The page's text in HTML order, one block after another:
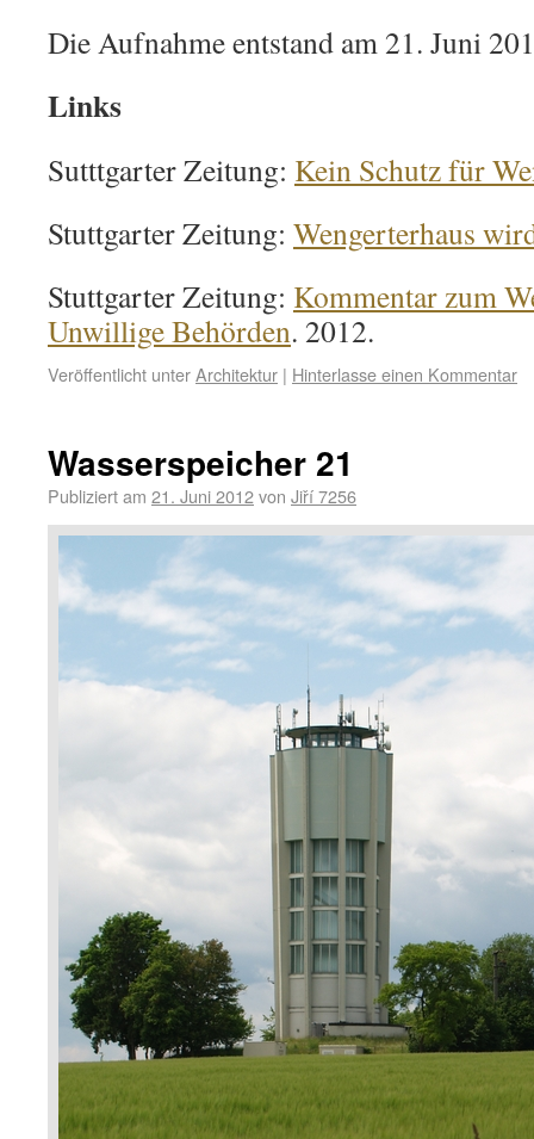
Die Aufnahme entstand am 21. Juni
Links
Sutttgarter Zeitung: Kein Schutz für
Stuttgarter Zeitung: Wengerterhaus
Stuttgarter Zeitung: Kommentar zum
Unwillige Behörden. 2012.
Veröffentlicht unterArchitektur | Hinterlasse einen Kommentar
Wasserspeicher 21
Publiziert am 21. Juni 2012von Jiří 7256